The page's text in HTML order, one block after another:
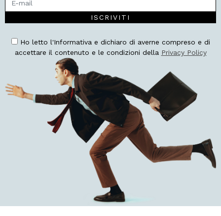
ISCRIVITI
Ho letto l'Informativa e dichiaro di averne compreso e di
accettare il contenuto e le condizioni della Privacy Policy